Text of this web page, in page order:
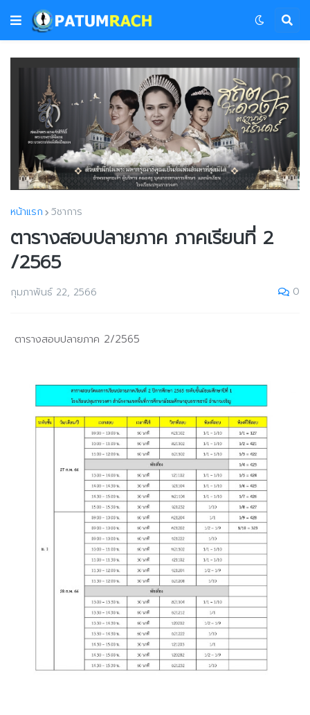
หน้าแรก วิชาการ
ตารางสอบปลายภาค ภาคเรียนที่ 2
/2565
กุมภาพันธ์ 22, 2566 0
ตารางสอบปลายภาค 2/2565